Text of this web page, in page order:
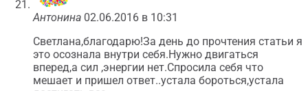
Антонина 02.06.2016 в 10:31
Светлана,благодарю!За день до прочтения статьи я
это осознала внутри себя.Нужно двигаться
вперед,а сил ,энергии нет.Спросила себя что
мешает и пришел ответ..устала бороться,устала